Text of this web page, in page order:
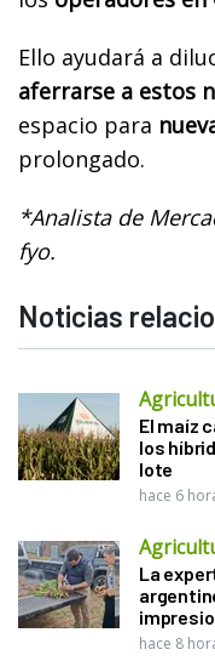
Ello ayudará a
aferrarse a estos
espacio para
prolongado.
*Analista de
fyo.
Noticias
El maíz
los
lote
hace 6
La
hace 8